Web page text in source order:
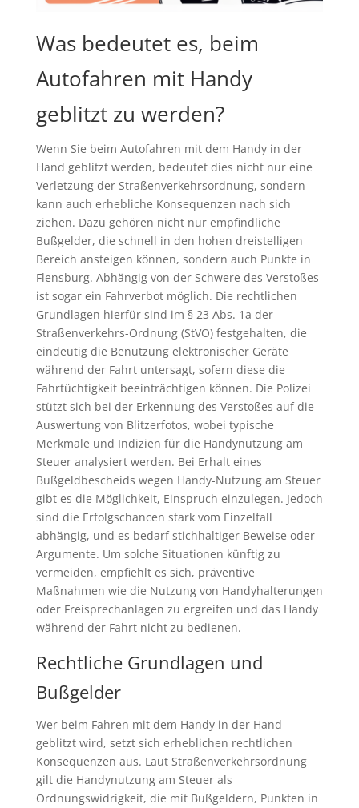
Was bedeutet es, beim
Autofahren mit Handy
geblitzt zu werden?
Wenn Sie beim Autofahren mit dem Handy in der
Hand geblitzt werden, bedeutet dies nicht nur eine
Verletzung der Straßenverkehrsordnung, sondern
kann auch erhebliche Konsequenzen nach sich
ziehen. Dazu gehören nicht nur empfindliche
Bußgelder, die schnell in den hohen dreistelligen
Bereich ansteigen können, sondern auch Punkte in
Flensburg. Abhängig von der Schwere des Verstoßes
ist sogar ein Fahrverbot möglich. Die rechtlichen
Grundlagen hierfür sind im § 23 Abs. 1a der
Straßenverkehrs-Ordnung (StVO) festgehalten, die
eindeutig die Benutzung elektronischer Geräte
während der Fahrt untersagt, sofern diese die
Fahrtüchtigkeit beeinträchtigen können. Die Polizei
stützt sich bei der Erkennung des Verstoßes auf die
Auswertung von Blitzerfotos, wobei typische
Merkmale und Indizien für die Handynutzung am
Steuer analysiert werden. Bei Erhalt eines
Bußgeldbescheids wegen Handy-Nutzung am Steuer
gibt es die Möglichkeit, Einspruch einzulegen. Jedoch
sind die Erfolgschancen stark vom Einzelfall
abhängig, und es bedarf stichhaltiger Beweise oder
Argumente. Um solche Situationen künftig zu
vermeiden, empfiehlt es sich, präventive
Maßnahmen wie die Nutzung von Handyhalterungen
oder Freisprechanlagen zu ergreifen und das Handy
während der Fahrt nicht zu bedienen.
Rechtliche Grundlagen und
Bußgelder
Wer beim Fahren mit dem Handy in der Hand
geblitzt wird, setzt sich erheblichen rechtlichen
Konsequenzen aus. Laut Straßenverkehrsordnung
gilt die Handynutzung am Steuer als
Ordnungswidrigkeit, die mit Bußgeldern, Punkten in